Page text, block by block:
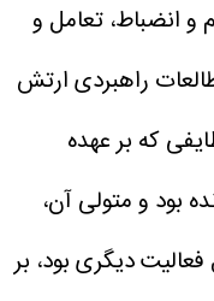
و انضباط، تعامل و
راهبردی ارتش
که بر عهده
بود و متولی آن،
دیگری بود، بر